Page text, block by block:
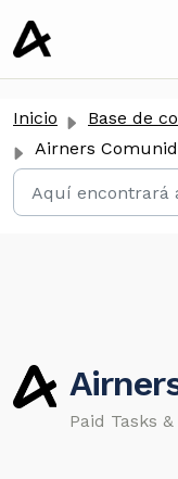
principal
Inicio Base de conocimientos
Airners Comunidad
Paid Tasks